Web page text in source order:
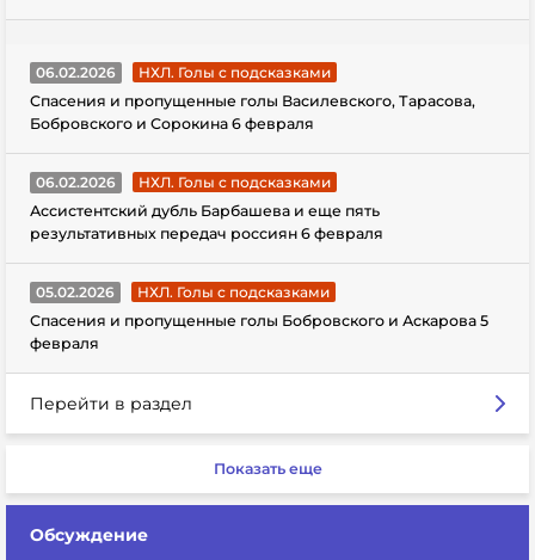
06.02.2026
НХЛ. Голы с подсказками
Спасения и пропущенные голы Василевского, Тарасова,
Бобровского и Сорокина 6 февраля
06.02.2026
НХЛ. Голы с подсказками
Ассистентский дубль Барбашева и еще пять
результативных передач россиян 6 февраля
05.02.2026
НХЛ. Голы с подсказками
Спасения и пропущенные голы Бобровского и Аскарова 5
февраля
Перейти в раздел
Показать еще
Обсуждение